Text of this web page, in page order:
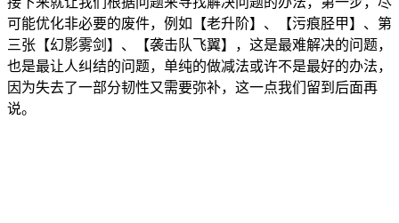
可能优化非必要的废件，例如【老升阶】、【污痕胫甲】、第
三张【幻影雾剑】、【袭击队飞翼】，这是最难解决的问题，
也是最让人纠结的问题，单纯的做减法或许不是最好的办法，
因为失去了一部分韧性又需要弥补，这一点我们留到后面再
说。